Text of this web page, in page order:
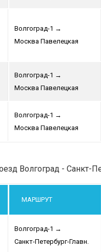
Волгоград-1 →
Москва Павелецкая
Волгоград-1 →
Москва Павелецкая
Волгоград-1 →
Москва Павелецкая
Волгоград - Санкт-
МАРШРУТ
Волгоград-1 →
Санкт-Петербург-Главн.